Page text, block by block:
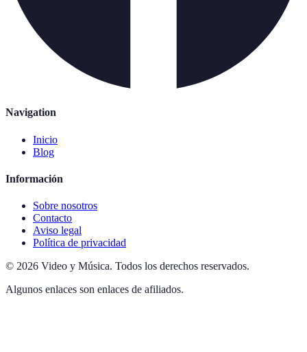
Navigation
Inicio
Blog
Información
Sobre nosotros
Contacto
Aviso legal
Política de privacidad
© 2026 Video y Música. Todos los derechos reservados.
Algunos enlaces son enlaces de afiliados.